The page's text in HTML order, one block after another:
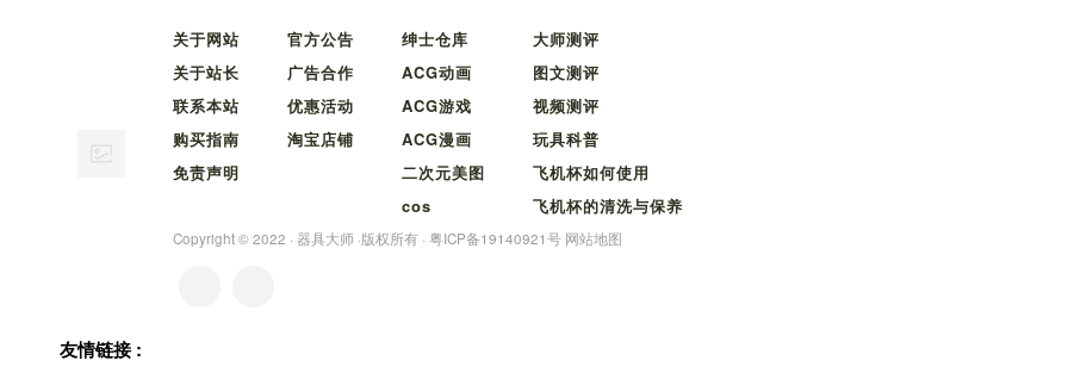
关于网站
关于站长
联系本站
购买指南
免责声明
官方公告
广告合作
优惠活动
淘宝店铺
绅士仓库
ACG动画
ACG游戏
ACG漫画
二次元美图
cos
大师测评
图文测评
视频测评
玩具科普
飞机杯如何使用
飞机杯的清洗与保养
Copyright © 2022 · 器具大师 ·版权所有 · 粤ICP备19140921号 网站地图
友情链接 :